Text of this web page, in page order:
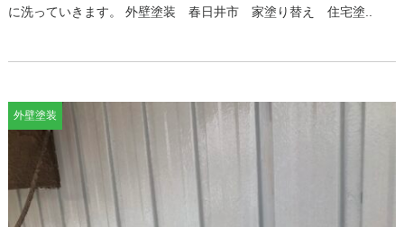
に洗っていきます。 外壁塗装 春日井市 家塗り替え 住宅塗..
外壁塗装